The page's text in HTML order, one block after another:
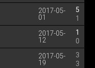
2017-05-
01
5
1
2017-05-
12
1
0
2017-05-
19
3
3